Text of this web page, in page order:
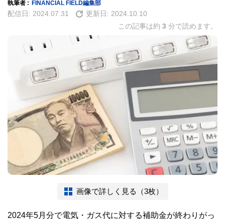
執筆者 : FINANCIAL FIELD編集部
配信日: 2024.07.31 更新日: 2024.10.10
この記事は約 3 分で読めます。
画像で詳しく見る（3枚）
2024年5月分で電気・ガス代に対する補助金が終わりがっ